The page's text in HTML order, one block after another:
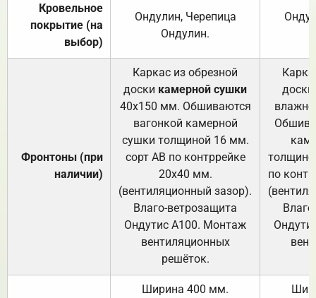
Кровельное
покрытие (на
выбор)
Ондулин, Черепица
Ондулин.
Фронтоны (при
наличии)
Каркас из обрезной
доски камерной сушки
40х150 мм. Обшиваются
вагонкой камерной
сушки толщиной 16 мм.
сорт АВ по контррейке
20х40 мм.
(вентиляционный зазор).
Влаго-ветрозащита
Ондутис А100. Монтаж
вентиляционных
решёток.
доски
по
Ширина 400 мм.